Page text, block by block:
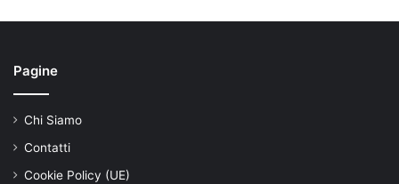
Pagine
Chi Siamo
Contatti
Cookie Policy (UE)